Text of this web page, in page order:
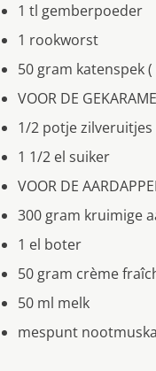
1 tl gemberpoeder
1 rookworst
50 gram katenspek
VOOR DE
1/2 potje
1 1/2 el suiker
VOOR DE
300 gram kruimige
1 el boter
50 gram crème
50 ml melk
mespunt